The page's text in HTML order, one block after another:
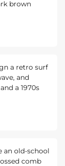
brown
a retro surf
and
a 1970s
an old-school
comb